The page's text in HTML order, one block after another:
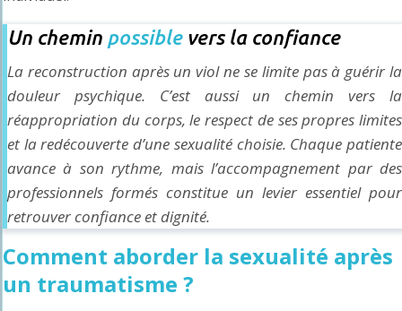
Un chemin possiblevers la confiance
La reconstruction après un viol ne se limite pas à guérir la
douleur psychique. C’est aussi un chemin vers la
réappropriation du corps, le respect de ses propres limites
et la redécouverte d’une sexualité choisie. Chaque patiente
avance à son rythme, mais l’accompagnement par des
professionnels formés constitue un levier essentiel pour
retrouver confiance et dignité.
Comment aborder la sexualité après
un traumatisme ?